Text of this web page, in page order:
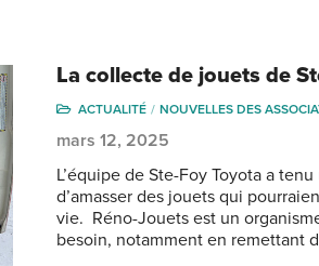
La collecte de jouets de
ACTUALITÉ NOUVELLES DES
mars 12, 2025
L’équipe de Ste-Foy Toyota a
d’amasser des jouets qui
vie. Réno-Jouets est un
besoin, notamment en remettant